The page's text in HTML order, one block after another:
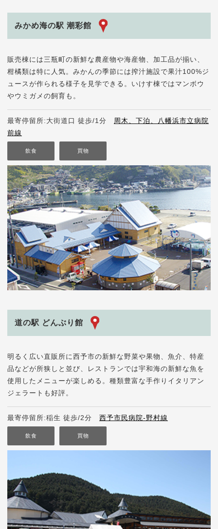
みかめ海の駅 潮彩館
販売棟には三瓶町の新鮮な農産物や海産物、加工品が揃い、
柑橘類は特に人気。みかんの季節には搾汁施設で果汁100%ジ
ュースが作られる様子を見学できる。いけす棟ではマンボウ
やウミガメの飼育も。
最寄停留所:大街道口 徒歩/1分 周木、下泊、八幡浜市立病院
前線
飲食 買物
道の駅 どんぶり館
明るく広い直販所に西予市の新鮮な野菜や果物、魚介、特産
品などが所狭しと並び、レストランでは宇和海の新鮮な魚を
使用したメニューが楽しめる。種類豊富な手作りイタリアン
ジェラートも好評。
最寄停留所:稲生 徒歩/2分 西予市民病院-野村線
飲食 買物